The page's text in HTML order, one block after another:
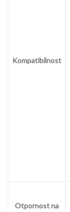
Kompatibilnost
Otpornost na